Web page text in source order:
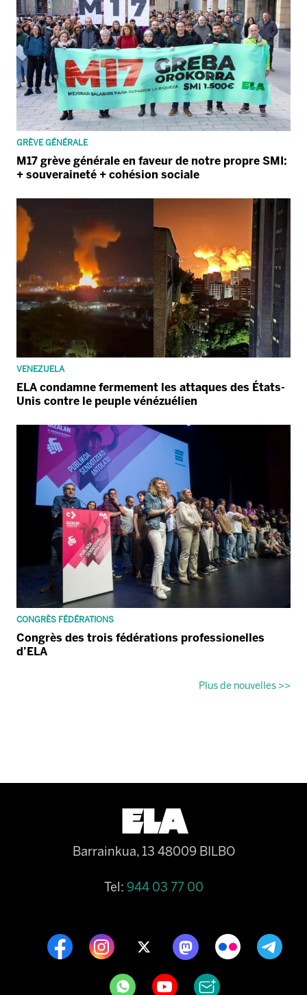
GRÈVE GÉNÉRALE
M17 grève générale en faveur de notre propre SMI:
+ souveraineté + cohésion sociale
VENEZUELA
ELA condamne fermement les attaques des États-
Unis contre le peuple vénézuélien
CONGRÈS FÉDÉRATIONS
Congrès des trois fédérations professionelles
d’ELA
Plus de nouvelles >>
Barrainkua, 13 48009 BILBO
Tel: 944 03 77 00